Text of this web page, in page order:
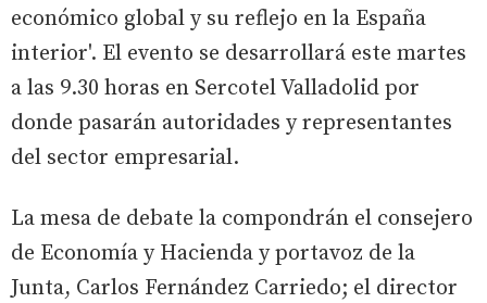
económico global y su reflejo en la España
interior'. El evento se desarrollará este martes
a las 9.30 horas en Sercotel Valladolid por
donde pasarán autoridades y representantes
del sector empresarial.
La mesa de debate la compondrán el consejero
de Economía y Hacienda y portavoz de la
Junta, Carlos Fernández Carriedo; el director